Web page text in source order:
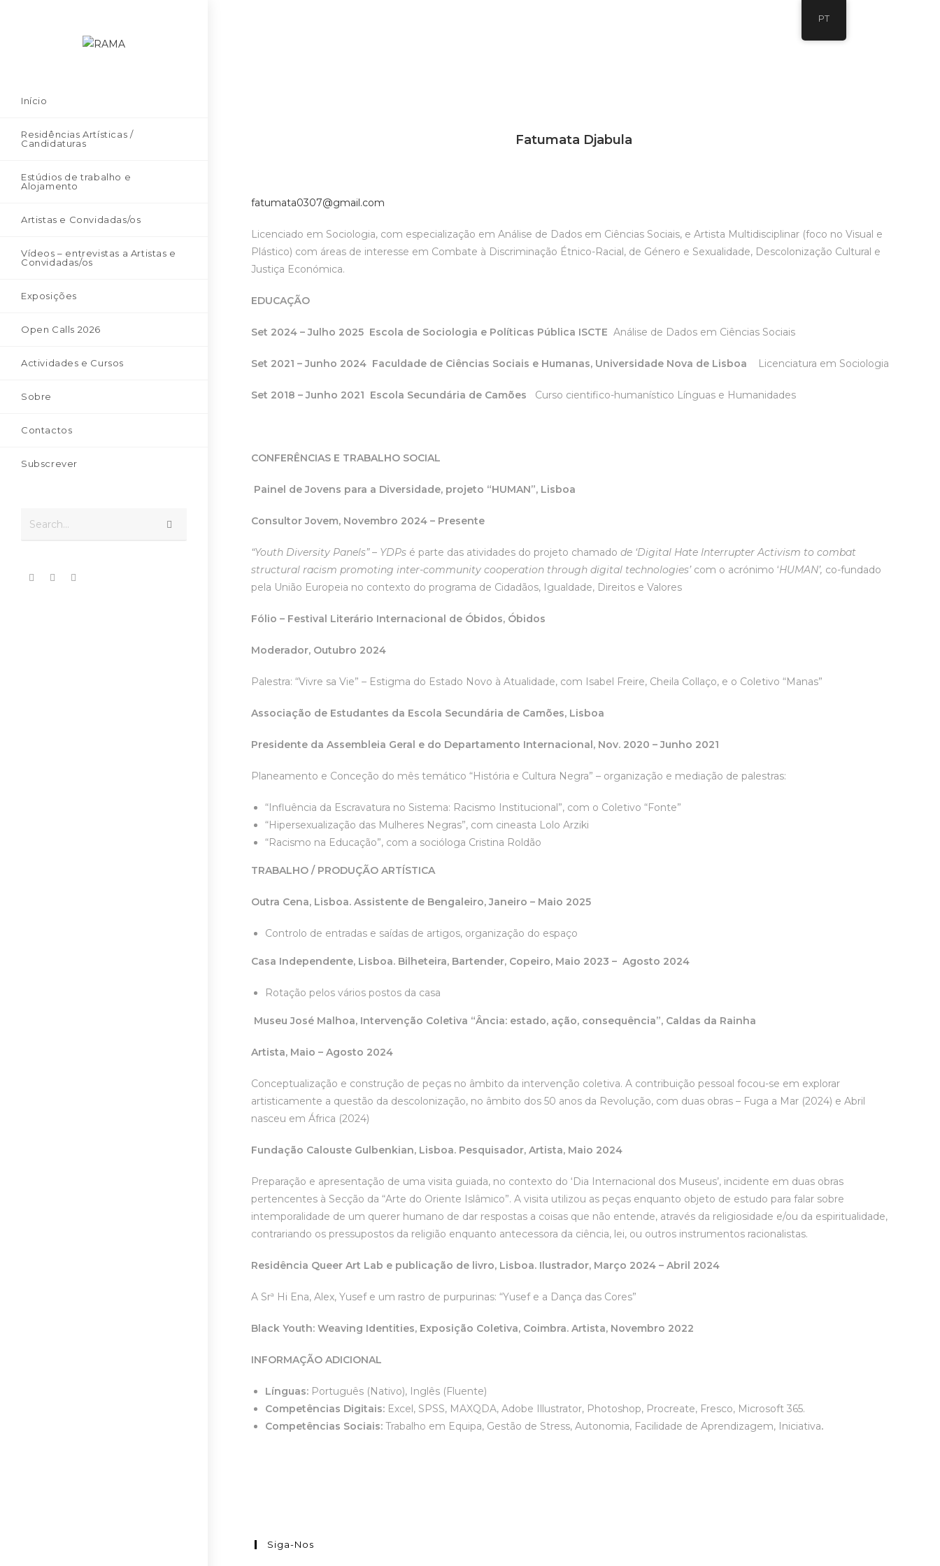
Início
Residências Artísticas /
Candidaturas
Estúdios de trabalho e
Alojamento
Artistas e Convidadas/os
Vídeos – entrevistas a Artistas e
Convidadas/os
Exposições
Open Calls 2026
Actividades e Cursos
Sobre
Contactos
Subscrever
Search...
Fatumata Djabula
fatumata0307@gmail.com
Licenciado em Sociologia, com especialização em Análise de Dados em Ciências Sociais, e Artista Multidisciplinar (foco no Visual e
Plástico) com áreas de interesse em Combate à Discriminação Étnico-Racial, de Género e Sexualidade, Descolonização Cultural e
Justiça Económica.
EDUCAÇÃO
Set 2024 – Julho 2025 Escola de Sociologia e Políticas Pública ISCTEAnálise de Dados em Ciências Sociais
Set 2021 – Junho 2024 Faculdade de Ciências Sociais e Humanas, Universidade Nova de Lisboa Licenciatura em Sociologia
Set 2018 – Junho 2021 Escola Secundária de Camões Curso cientifico-humanístico Línguas e Humanidades
CONFERÊNCIAS E TRABALHO SOCIAL
Painel de Jovens para a Diversidade, projeto “HUMAN”, Lisboa
Consultor Jovem, Novembro 2024 – Presente
“Youth Diversity Panels” – YDPs é parte das atividades do projeto chamadode ‘Digital Hate Interrupter Activism to combat
structural racism promoting inter-community cooperation through digital technologies’com o acrónimo ‘HUMAN’, co-fundado
pela União Europeia no contexto do programa de Cidadãos, Igualdade, Direitos e Valores
Fólio – Festival Literário Internacional de Óbidos, Óbidos
Moderador, Outubro 2024
Palestra: “Vivre sa Vie” – Estigma do Estado Novo à Atualidade, com Isabel Freire, Cheila Collaço, e o Coletivo “Manas”
Associação de Estudantes da Escola Secundária de Camões, Lisboa
Presidente da Assembleia Geral e do Departamento Internacional, Nov. 2020 – Junho 2021
Planeamento e Conceção do mês temático “História e Cultura Negra” – organização e mediação de palestras:
“Influência da Escravatura no Sistema: Racismo Institucional”, com o Coletivo “Fonte”
“Hipersexualização das Mulheres Negras”, com cineasta Lolo Arziki
“Racismo na Educação”, com a socióloga Cristina Roldão
TRABALHO / PRODUÇÃO ARTÍSTICA
Outra Cena, Lisboa.Assistente de Bengaleiro, Janeiro – Maio 2025
Controlo de entradas e saídas de artigos, organização do espaço
Casa Independente, Lisboa. Bilheteira, Bartender, Copeiro, Maio 2023 – Agosto 2024
Rotação pelos vários postos da casa
Museu José Malhoa, Intervenção Coletiva “Ância: estado, ação, consequência”, Caldas da Rainha
Artista, Maio – Agosto 2024
Conceptualização e construção de peças no âmbito da intervenção coletiva. A contribuição pessoal focou-se em explorar
artisticamente a questão da descolonização, no âmbito dos 50 anos da Revolução, com duas obras – Fuga a Mar (2024) e Abril
nasceu em África (2024)
Fundação Calouste Gulbenkian, Lisboa. Pesquisador, Artista, Maio 2024
Preparação e apresentação de uma visita guiada, no contexto do ‘Dia Internacional dos Museus’, incidente em duas obras
pertencentes à Secção da “Arte do Oriente Islâmico”. A visita utilizou as peças enquanto objeto de estudo para falar sobre
intemporalidade de um querer humano de dar respostas a coisas que não entende, através da religiosidade e/ou da espiritualidade,
contrariando os pressupostos da religião enquanto antecessora da ciência, lei, ou outros instrumentos racionalistas.
Residência Queer Art Lab e publicação de livro, Lisboa. Ilustrador, Março 2024 – Abril 2024
A Srª Hi Ena, Alex, Yusef e um rastro de purpurinas: “Yusef e a Dança das Cores”
Black Youth: Weaving Identities, Exposição Coletiva, Coimbra.Artista, Novembro 2022
INFORMAÇÃO ADICIONAL
Línguas: Português (Nativo), Inglês (Fluente)
Competências Digitais: Excel, SPSS, MAXQDA, Adobe Illustrator, Photoshop, Procreate, Fresco, Microsoft 365.
Competências Sociais:Trabalho em Equipa, Gestão de Stress, Autonomia, Facilidade de Aprendizagem, Iniciativa.
Siga-Nos
PT